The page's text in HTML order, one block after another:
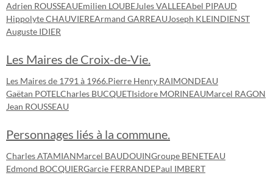
Adrien ROUSSEAUEmilien LOUBEJules VALLEEAbel PIPAUD
Hippolyte CHAUVIEREArmand GARREAUJoseph KLEINDIENST
Auguste IDIER
Les Maires de Croix-de-Vie.
Les Maires de 1791 à 1966.Pierre Henry RAIMONDEAU
Gaëtan POTEL Charles BUCQUETIsidore MORINEAUMarcel RAGON
Jean ROUSSEAU
Personnages liés à la commune.
Charles ATAMIANMarcel BAUDOUINGroupe BENETEAU
Edmond BOCQUIERGarcie FERRANDEPaul IMBERT